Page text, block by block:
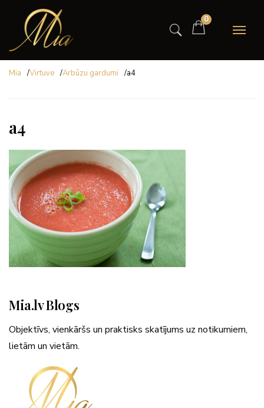
0
Mia /Virtuve /Arbūzu gardumi /a4
a4
Mia.lv Blogs
Objektīvs, vienkāršs un praktisks skatījums uz notikumiem,
lietām un vietām.